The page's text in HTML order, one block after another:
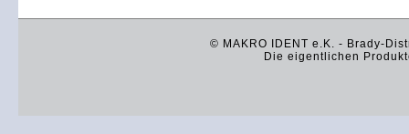
© MAKRO IDENT e.K. - Brady-
Die eigentlichen